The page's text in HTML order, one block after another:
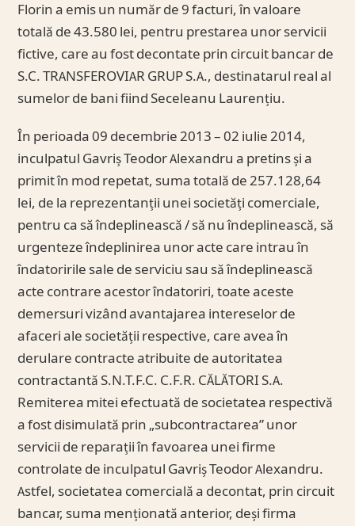
Florin a emis un număr de 9 facturi, în valoare
totală de 43.580 lei, pentru prestarea unor servicii
fictive, care au fost decontate prin circuit bancar de
S.C. TRANSFEROVIAR GRUP S.A., destinatarul real al
sumelor de bani fiind Seceleanu Laurențiu.
În perioada 09 decembrie 2013 – 02 iulie 2014,
inculpatul Gavriș Teodor Alexandru a pretins și a
primit în mod repetat, suma totală de 257.128,64
lei, de la reprezentanții unei societăți comerciale,
pentru ca să îndeplinească / să nu îndeplinească, să
urgenteze îndeplinirea unor acte care intrau în
îndatoririle sale de serviciu sau să îndeplinească
acte contrare acestor îndatoriri, toate aceste
demersuri vizând avantajarea intereselor de
afaceri ale societății respective, care avea în
derulare contracte atribuite de autoritatea
contractantă S.N.T.F.C. C.F.R. CĂLĂTORI S.A.
Remiterea mitei efectuată de societatea respectivă
a fost disimulată prin „subcontractarea” unor
servicii de reparații în favoarea unei firme
controlate de inculpatul Gavriș Teodor Alexandru.
Astfel, societatea comercială a decontat, prin circuit
bancar, suma menționată anterior, deși firma